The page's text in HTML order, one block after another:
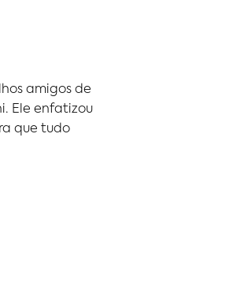
amigos de
Ele enfatizou
que tudo